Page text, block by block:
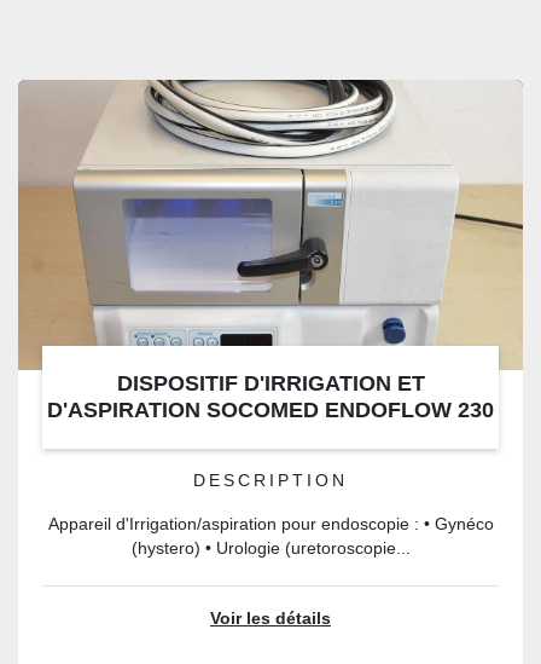
DISPOSITIF D'IRRIGATION ET
D'ASPIRATION SOCOMED ENDOFLOW 230
DESCRIPTION
Appareil d'Irrigation/aspiration pour endoscopie : • Gynéco
(hystero) • Urologie (uretoroscopie...
Voir les détails